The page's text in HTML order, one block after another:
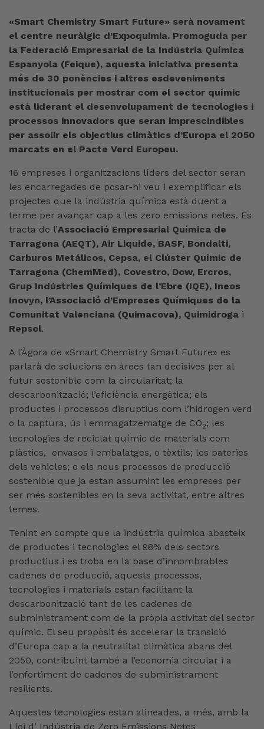
«Smart Chemistry Smart Future» serà novament
el centre neuràlgic d’Expoquimia. Promoguda per
la Federació Empresarial de la Indústria Química
Espanyola (Feique), aquesta iniciativa presenta
més de 30 ponències i altres esdeveniments
institucionals per mostrar com el sector químic
està liderant el desenvolupament de tecnologies i
processos innovadors que seran imprescindibles
per assolir els objectius climàtics d’Europa el 2050
marcats en el Pacte Verd Europeu.
16 empreses i organitzacions líders del sector seran
les encarregades de posar-hi veu i exemplificar els
projectes que la indústria química està duent a
terme per avançar cap a les zero emissions netes. Es
tracta de l’Associació Empresarial Química de
Tarragona (AEQT), Air Liquide, BASF, Bondalti,
Carburos Metálicos, Cepsa, el Clúster Químic de
Tarragona (ChemMed), Covestro, Dow, Ercros,
Grup Indústries Químiques de l’Ebre (IQE), Ineos
Inovyn, l’Associació d’Empreses Químiques de la
Comunitat Valenciana (Quimacova), Quimidroga i
Repsol.
A l’Àgora de «Smart Chemistry Smart Future» es
parlarà de solucions en àrees tan decisives per al
futur sostenible com la circularitat; la
descarbonització; l’eficiència energètica; els
productes i processos disruptius com l’hidrogen verd
o la captura, ús i emmagatzematge de CO2; les
tecnologies de reciclat químic de materials com
plàstics, envasos i embalatges, o tèxtils; les bateries
dels vehicles; o els nous processos de producció
sostenible que ja estan assumint les empreses per
ser més sostenibles en la seva activitat, entre altres
temes.
Tenint en compte que la indústria química abasteix
de productes i tecnologies el 98% dels sectors
productius i es troba en la base d’innombrables
cadenes de producció, aquests processos,
tecnologies i materials estan facilitant la
descarbonització tant de les cadenes de
subministrament com de la pròpia activitat del sector
químic. El seu propòsit és accelerar la transició
d’Europa cap a la neutralitat climàtica abans del
2050, contribuint també a l’economia circular i a
l’enfortiment de cadenes de subministrament
resilients.
Aquestes tecnologies estan alineades, a més, amb la
Llei d’ Indústria de Zero Emissions Netes